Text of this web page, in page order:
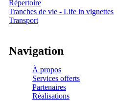
Répertoire
Tranches de vie - Life in vignettes
Transport
Navigation
À propos
Services offerts
Partenaires
Réalisations